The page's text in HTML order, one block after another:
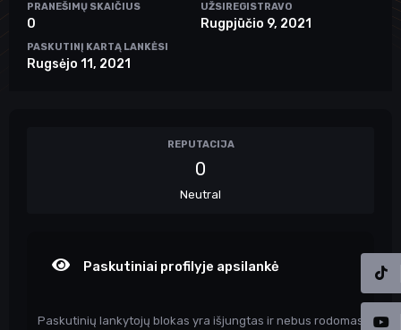
PRANEŠIMŲ SKAIČIUS
0
UŽSIREGISTRAVO
Rugpjūčio 9, 2021
PASKUTINĮ KARTĄ LANKĖSI
Rugsėjo 11, 2021
REPUTACIJA
0
Neutral
Paskutiniai profilyje apsilankė
Paskutinių lankytojų blokas yra išjungtas ir nebus rodomas